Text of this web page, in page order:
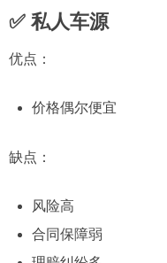
✅ 私人车源
优点：
价格偶尔便宜
缺点：
风险高
合同保障弱